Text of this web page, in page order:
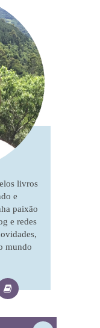
livros
e
paixão
e redes
mundo